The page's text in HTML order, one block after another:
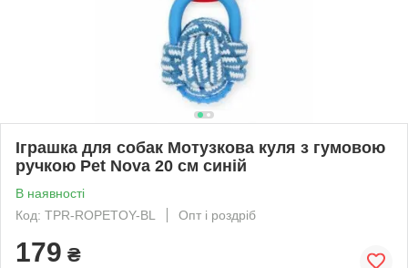
Іграшка для собак Мотузкова куля з гумовою
ручкою Pet Nova 20 см синій
В наявності
Код: TPR-ROPETOY-BL
Опт і роздріб
179 ₴